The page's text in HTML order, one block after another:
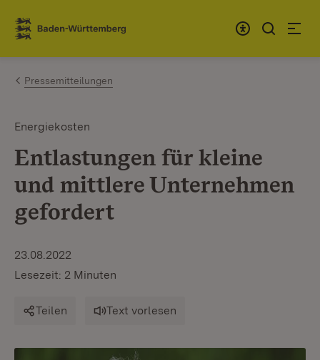
Zum Inhalt springen
Link zur Startseite
Pressemitteilungen
Energiekosten
Entlastungen für kleine
und mittlere Unternehmen
gefordert
23.08.2022
Lesezeit: 2 Minuten
Teilen Text vorlesen